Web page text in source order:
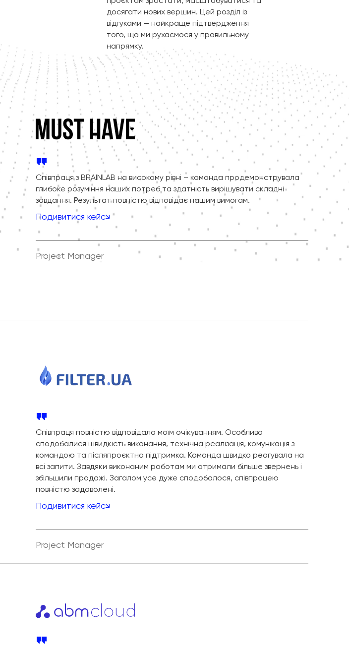
досягати нових вершин. Цей розділ із
відгуками — найкраще підтвердження
того, що ми рухаємося у правильному
напрямку.
Співпраця з BRAINLAB на високому рівні – команда продемонструвала
глибоке розуміння наших потреб та здатність вирішувати складні
завдання. Результат повністю відповідає нашим вимогам.
Подивитися кейс
Project Manager
Співпраця повністю відповідала моїм очікуванням. Особливо
сподобалися швидкість виконання, технічна реалізація, комунікація з
командою та післяпроєктна підтримка. Команда швидко реагувала на
всі запити. Завдяки виконаним роботам ми отримали більше звернень і
збільшили продажі. Загалом усе дуже сподобалося, співпрацею
повністю задоволені.
Подивитися кейс
Project Manager